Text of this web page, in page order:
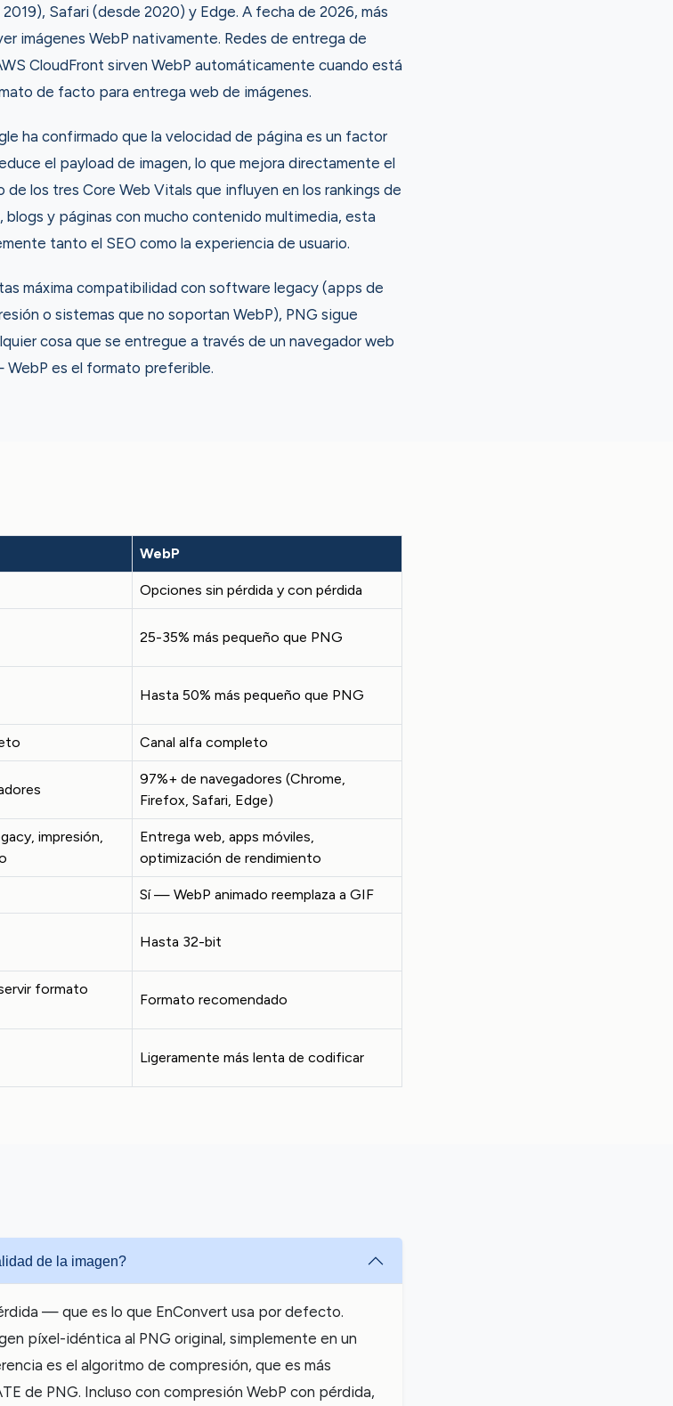
Safari (desde 2020) y Edge. A fecha de 2026, más
imágenes WebP nativamente. Redes de entrega de
CloudFront sirven WebP automáticamente cuando está
de facto para entrega web de imágenes.
ha confirmado que la velocidad de página es un factor
el payload de imagen, lo que mejora directamente el
los tres Core Web Vitals que influyen en los rankings de
y páginas con mucho contenido multimedia, esta
tanto el SEO como la experiencia de usuario.
máxima compatibilidad con software legacy (apps de
o sistemas que no soportan WebP), PNG sigue
cosa que se entregue a través de un navegador web
es el formato preferible.
WebP
Opciones sin pérdida y con pérdida
25-35% más pequeño que PNG
Hasta 50% más pequeño que PNG
Canal alfa completo
97%+ de navegadores (Chrome,
Firefox, Safari, Edge)
impresión,
Entrega web, apps móviles,
optimización de rendimiento
Sí — WebP animado reemplaza a GIF
Hasta 32-bit
formato
Formato recomendado
Ligeramente más lenta de codificar
de la imagen?
— que es lo que EnConvert usa por defecto.
píxel-idéntica al PNG original, simplemente en un
es el algoritmo de compresión, que es más
de PNG. Incluso con compresión WebP con pérdida,